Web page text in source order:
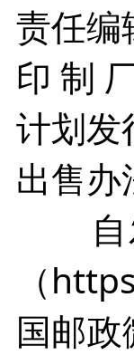
责任编
印 制
计划发
出售办
自发
（
国邮